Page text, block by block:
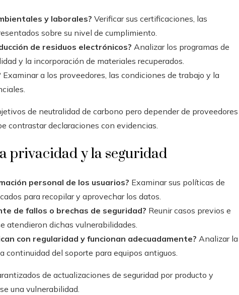
y laborales? Verificar sus certificaciones, las
sobre su nivel de cumplimiento.
de residuos electrónicos? Analizar los programas de
y la incorporación de materiales recuperados.
Examinar a los proveedores, las condiciones de trabajo y la
de neutralidad de carbono pero depender de proveedores
contrastar declaraciones con evidencias.
privacidad y la seguridad
personal de los usuarios? Examinar sus políticas de
para recopilar y aprovechar los datos.
de fallos o brechas de seguridad? Reunir casos previos e
atendieron dichas vulnerabilidades.
con regularidad y funcionan adecuadamente? Analizar la
continuidad del soporte para equipos antiguos.
de actualizaciones de seguridad por producto y
una vulnerabilidad.